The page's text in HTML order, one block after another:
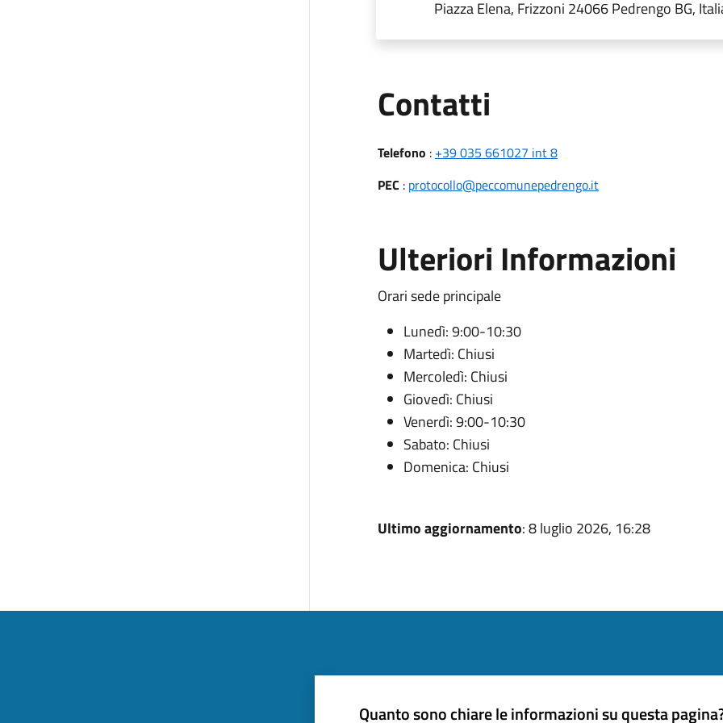
Piazza Elena, Frizzoni 24066 Pedrengo BG,
Contatti
Telefono : +39 035 661027 int 8
PEC : protocollo@peccomunepedrengo.it
Ulteriori Informazioni
Orari sede principale
Lunedì:9:00-10:30
Martedì: Chiusi
Mercoledì: Chiusi
Giovedì: Chiusi
Venerdì:9:00-10:30
Sabato: Chiusi
Domenica: Chiusi
Ultimo aggiornamento: 8 luglio 2026, 16:28
Quanto sono chiare le informazioni su questa